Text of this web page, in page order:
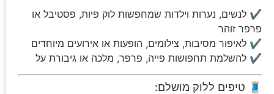
✔ לנשים, נערות וילדות שמחפשות לוק פיות, פסטיבל או
פרפר זוהר
✔ לאיפור מסיבות, צילומים, הופעות או אירועים מיוחדים
✔ להשלמת תחפושות פייה, פרפר, מלכה או גיבורת על
🧵 טיפים ללוק מושלם: